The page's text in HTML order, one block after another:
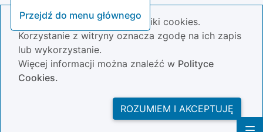
Przejdź do menu głównego
Nasza strona wykorzystuje pliki cookies.
Korzystanie z witryny oznacza zgodę na ich zapis
lub wykorzystanie.
Więcej informacji można znaleźć w Polityce
Cookies.
ROZUMIEM I AKCEPTUJĘ